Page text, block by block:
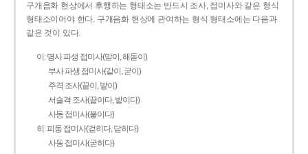
구개음화 현상에서 후행하는 형태소는 반드시 조사, 접미사와 같은 형식
형태소이어야 한다. 구개음화 현상에 관여하는 형식 형태소에는 다음과
같은 것이 있다.
이: 명사 파생 접미사(맏이, 해돋이)
부사 파생 접미사(같이, 굳이)
주격 조사(끝이, 밭이)
서술격 조사(끝이다, 밭이다)
사동 접미사(붙이다)
히: 피동 접미사(걷히다, 닫히다)
사동 접미사(굳히다)